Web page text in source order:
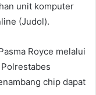
unit komputer
(Judol).
Royce melalui
chip dapat